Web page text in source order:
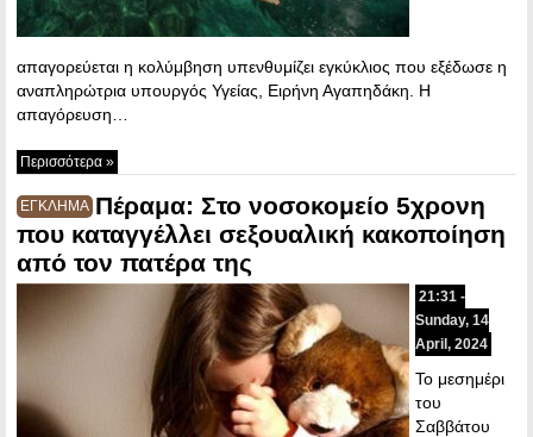
απαγορεύεται η κολύμβηση υπενθυμίζει εγκύκλιος που εξέδωσε η
αναπληρώτρια υπουργός Υγείας, Ειρήνη Αγαπηδάκη. Η
απαγόρευση…
Περισσότερα »
ΕΓΚΛΗΜΑ Πέραμα: Στο νοσοκομείο 5χρονη
που καταγγέλλει σεξουαλική κακοποίηση
από τον πατέρα της
21:31 -
Sunday, 14
April, 2024
Το μεσημέρι
του
Σαββάτου